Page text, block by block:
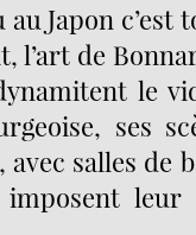
au Japon
l’art de
le
ses
salles de